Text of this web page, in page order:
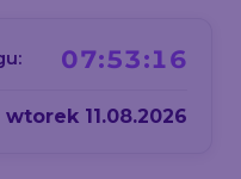
07:53:15
wtorek 11.08.2026